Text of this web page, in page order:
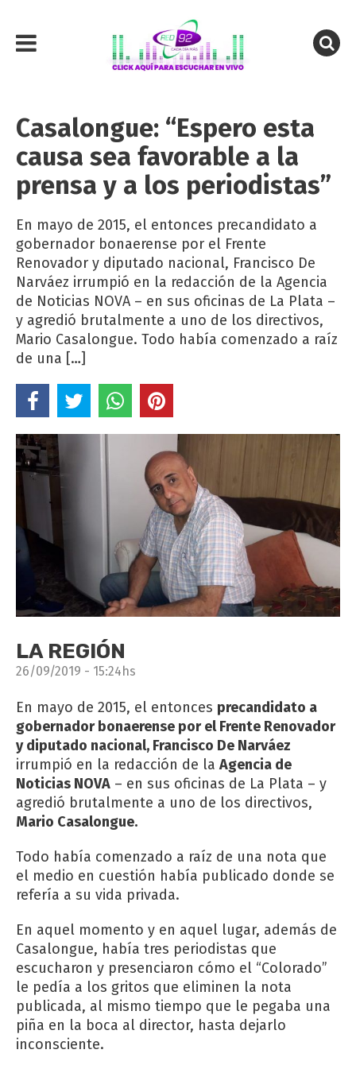
Casalongue: “Espero esta
causa sea favorable a la
prensa y a los periodistas”
En mayo de 2015, el entonces precandidato a
gobernador bonaerense por el Frente
Renovador y diputado nacional, Francisco De
Narváez irrumpió en la redacción de la Agencia
de Noticias NOVA – en sus oficinas de La Plata –
y agredió brutalmente a uno de los directivos,
Mario Casalongue. Todo había comenzado a raíz
de una […]
LA REGIÓN
26/09/2019 - 15:24hs
En mayo de 2015, el entonces precandidato a
gobernador bonaerense por el Frente Renovador
y diputado nacional, Francisco De Narváez
irrumpió en la redacción de la Agencia de
Noticias NOVA – en sus oficinas de La Plata – y
agredió brutalmente a uno de los directivos,
Mario Casalongue.
Todo había comenzado a raíz de una nota que
el medio en cuestión había publicado donde se
refería a su vida privada.
En aquel momento y en aquel lugar, además de
Casalongue, había tres periodistas que
escucharon y presenciaron cómo el “Colorado”
le pedía a los gritos que eliminen la nota
publicada, al mismo tiempo que le pegaba una
piña en la boca al director, hasta dejarlo
inconsciente.